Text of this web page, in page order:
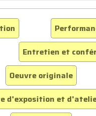
Entretien et
Oeuvre originale
d'exposition et